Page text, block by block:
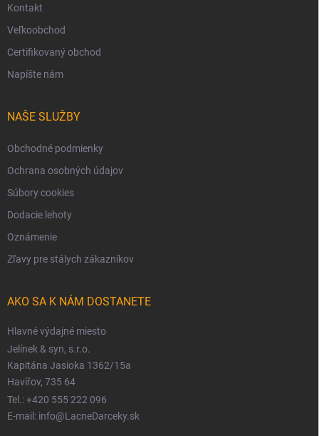
Kontakt
Veľkoobchod
Certifikovaný obchod
Napíšte nám
NAŠE SLUŽBY
Obchodné podmienky
Ochrana osobných údajov
Súbory cookies
Dodacie lehoty
Oznámenie
Zľavy pre stálych zákazníkov
AKO SA K NÁM DOSTANETE
Hlavné výdajné miesto
Jelínek & syn, s.r.o.
Kapitána Jasioka 1362/15a
Havířov, 735 64
Tel.: +420 555 222 096
E-mail: info@LacneDarceky.sk